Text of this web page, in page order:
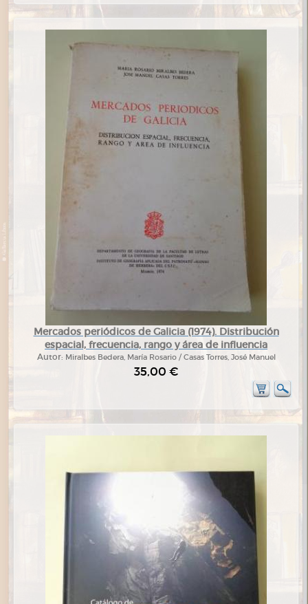
Mercados periódicos de Galicia (1974). Distribución
espacial, frecuencia, rango y área de influencia
Autor: Miralbes Bedera, María Rosario / Casas Torres, José Manuel
35,00 €